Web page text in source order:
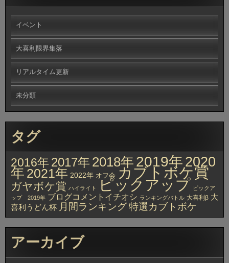
イベント
大喜利限界集落
リアルタイム更新
未分類
タグ
2016年 2017年 2018年 2019年2020
年 2021年 2022年 オフ会 カブトボケ賞
ガヤボケ賞 ハイライト ピックアップ ピックア
ップ 2019年 ブログコメントイチオシ ランキングバトル 大喜利β 大
喜利うどん杯 月間ランキング特選カブトボケ
アーカイブ